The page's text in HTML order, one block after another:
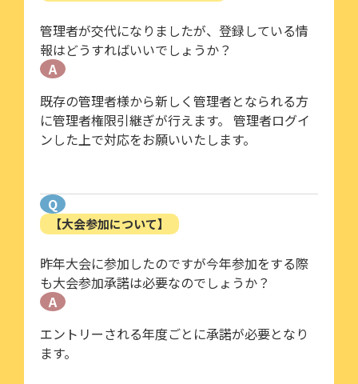
管理者が交代になりましたが、登録している情
報はどうすればいいでしょうか？
A
既存の管理者様から新しく管理者となられる方
に管理者権限引継ぎが行えます。 管理者ログイ
ンした上で対応をお願いいたします。
Q
【大会参加について】
昨年大会に参加したのですが今年参加をする際
も大会参加承諾は必要なのでしょうか？
A
エントリーされる年度ごとに承諾が必要となり
ます。